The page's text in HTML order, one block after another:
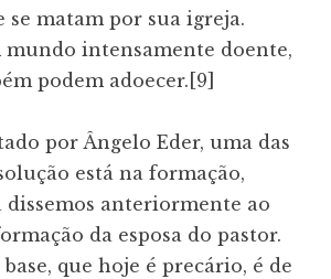
se matam por sua igreja.
mundo intensamente doente,
podem adoecer.[9]
por Ângelo Eder, uma das
está na formação,
dissemos anteriormente ao
da esposa do pastor.
que hoje é precário, é de